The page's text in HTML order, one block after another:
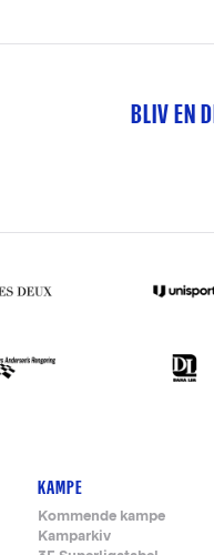
BLIV EN
KAMPE
Kommende kampe
Kamparkiv